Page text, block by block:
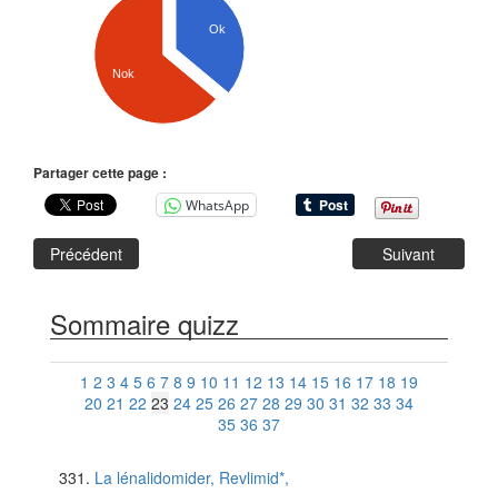
Ok
Nok
Partager cette page :
WhatsApp
Précédent Suivant
Sommaire quizz
1 2 3 4 5 6 7 8 9 10 11 12 13 14 15 16 17 18 19
20 21 22 23 24 25 26 27 28 29 30 31 32 33 34
35 36 37
La lénalidomider, Revlimid*,